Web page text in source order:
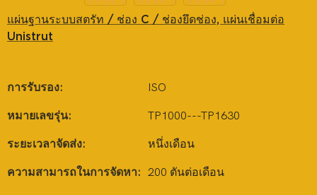
แผ่นฐานระบบสตรัท / ช่อง C / ช่องยึดช่อง, แผ่นเชื่อมต่อ
Unistrut
การรับรอง: ISO
หมายเลขรุ่น: TP1000---TP1630
ระยะเวลาจัดส่ง: หนึ่งเดือน
ความสามารถในการจัดหา: 200 ตันต่อเดือน